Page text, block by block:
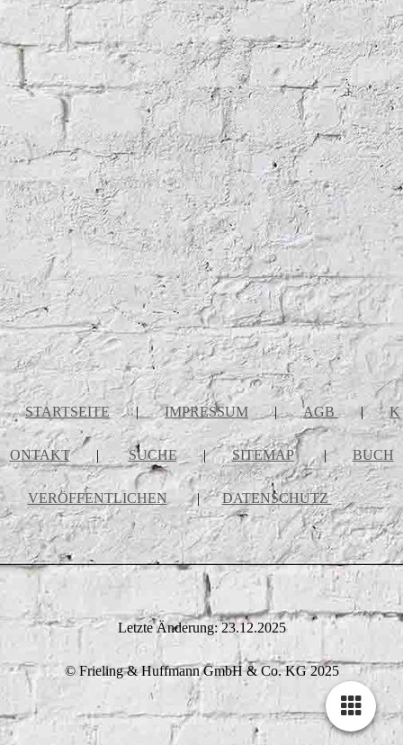
STARTSEITE | IMPRESSUM | AGB | K
ONTAKT | SUCHE | SITEMAP | BUCH
VERÖFFENTLICHEN | DATENSCHUTZ
Letzte Änderung: 23.12.2025
© Frieling & Huffmann GmbH & Co. KG 2025